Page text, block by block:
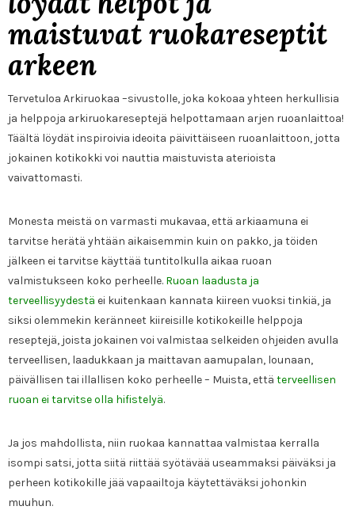
maistuvat ruokareseptit
arkeen
Tervetuloa Arkiruokaa –sivustolle, joka kokoaa yhteen herkullisia
ja helppoja arkiruokareseptejä helpottamaan arjen ruoanlaittoa!
Täältä löydät inspiroivia ideoita päivittäiseen ruoanlaittoon, jotta
jokainen kotikokki voi nauttia maistuvista aterioista
vaivattomasti.
Monesta meistä on varmasti mukavaa, että arkiaamuna ei
tarvitse herätä yhtään aikaisemmin kuin on pakko, ja töiden
jälkeen ei tarvitse käyttää tuntitolkulla aikaa ruoan
valmistukseen koko perheelle. Ruoan laadusta ja
terveellisyydestä ei kuitenkaan kannata kiireen vuoksi tinkiä, ja
siksi olemmekin keränneet kiireisille kotikokeille helppoja
reseptejä, joista jokainen voi valmistaa selkeiden ohjeiden avulla
terveellisen, laadukkaan ja maittavan aamupalan, lounaan,
päivällisen tai illallisen koko perheelle – Muista, että terveellisen
ruoan ei tarvitse olla hifistelyä.
Ja jos mahdollista, niin ruokaa kannattaa valmistaa kerralla
isompi satsi, jotta siitä riittää syötävää useammaksi päiväksi ja
perheen kotikokille jää vapaailtoja käytettäväksi johonkin
muuhun.